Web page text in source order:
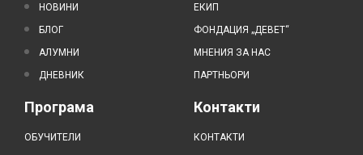
НОВИНИ
БЛОГ
АЛУМНИ
ДНЕВНИК
ЕКИП
ФОНДАЦИЯ „ДЕВЕТ“
МНЕНИЯ ЗА НАС
ПАРТНЬОРИ
Програма
ОБУЧИТЕЛИ
Контакти
КОНТАКТИ